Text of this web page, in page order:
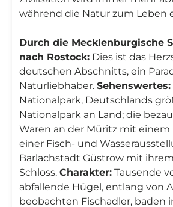
während die Natur zum Leben
Durch die Mecklenburgische
nach Rostock: Dies ist das
deutschen Abschnitts, ein
Naturliebhaber. Sehenswertes:
Nationalpark, Deutschlands
Nationalpark an Land; die
Waren an der Müritz mit einem
einer Fisch- und
Barlachstadt Güstrow mit
Schloss. Charakter: Tausende
abfallende Hügel, entlang von
beobachten Fischadler, baden